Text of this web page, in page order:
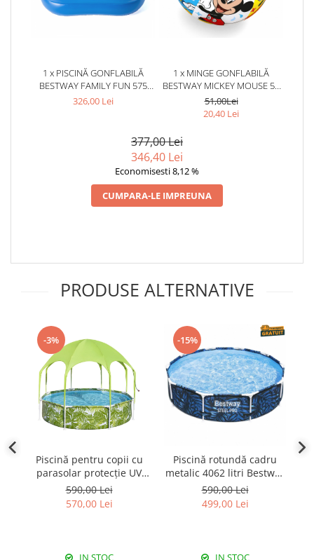
1 x PISCINĂ GONFLABILĂ
BESTWAY FAMILY FUN 575
LITRI 213 X 206 X 69 CM
326,00 Lei
1 x MINGE GONFLABILĂ
BESTWAY MICKEY MOUSE 51
CM, VINIL, 51 CM, + 3 ANI
51,00Lei
20,40 Lei
377,00 Lei
346,40 Lei
Economisesti 8,12 %
CUMPARA-LE IMPREUNA
PRODUSE ALTERNATIVE
-3%
Piscină pentru copii cu
parasolar protecție UV
1688 litri Bestway 244x51
cm
590,00 Lei
570,00 Lei
-15%
Piscină rotundă cadru
metalic 4062 litri Bestway
Steel Pro Max 305x66 cm
590,00 Lei
499,00 Lei